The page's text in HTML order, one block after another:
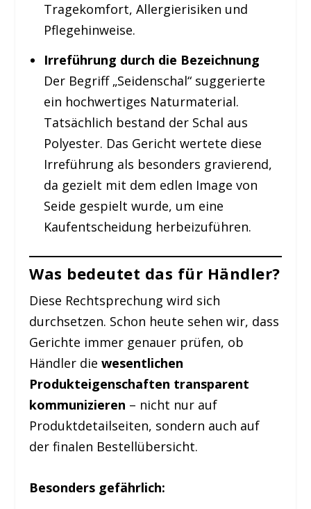
Tragekomfort, Allergierisiken und
Pflegehinweise.
Irreführung durch die Bezeichnung
Der Begriff „Seidenschal“ suggerierte
ein hochwertiges Naturmaterial.
Tatsächlich bestand der Schal aus
Polyester. Das Gericht wertete diese
Irreführung als besonders gravierend,
da gezielt mit dem edlen Image von
Seide gespielt wurde, um eine
Kaufentscheidung herbeizuführen.
Was bedeutet das für Händler?
Diese Rechtsprechung wird sich
durchsetzen. Schon heute sehen wir, dass
Gerichte immer genauer prüfen, ob
Händler diewesentlichen
Produkteigenschaften transparent
kommunizieren – nicht nur auf
Produktdetailseiten, sondern auch auf
der finalen Bestellübersicht.
Besonders gefährlich: